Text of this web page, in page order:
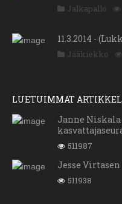
Jalkapallo
11.3.2014 -
Jääkiekko
LUETUIMMAT
Janne
511987
Jesse
511938